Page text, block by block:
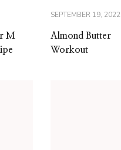
M
SEPTEMBER 19, 2022
Almond Butter
Workout